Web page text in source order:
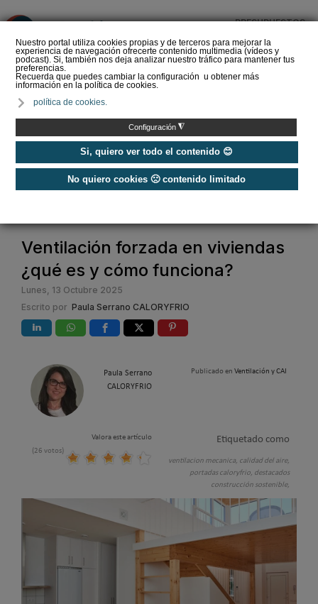
Nuestro portal utiliza cookies propias y de terceros para mejorar la
experiencia de navegación ofrecerte contenido multimedia (vídeos y
podcast). Si, también nos deja analizar nuestro tráfico para mantener tus
preferencias.
Recuerda que puedes cambiar la configuración u obtener más
información en la política de cookies.
política de cookies.
Configuración ◮
Si, quiero ver todo el contenido 😊
No quiero cookies 🙁 contenido limitado
PRESUPUESTOS
sistema Skywater® y
Sopranature® en su n…
Construcción Sostenible / Ventilación y CAI
/
Ventilación forzada en viviendas
¿qué es y cómo funciona?
Lunes, 13 Octubre 2025
Escrito por Paula Serrano CALORYFRIO
Paula Serrano
CALORYFRIO
Publicado en Ventilación y CAI
Valora este artículo
(26 votos)
Etiquetado como
ventilacion mecanica, calidad del aire,
portadas caloryfrio, destacados
construcción sostenible,